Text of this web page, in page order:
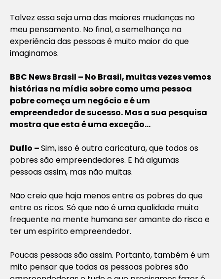
Talvez essa seja uma das maiores mudanças no
meu pensamento. No final, a semelhança na
experiência das pessoas é muito maior do que
imaginamos.
BBC News Brasil – No Brasil, muitas vezes vemos
histórias na mídia sobre como uma pessoa
pobre começa um negócio e é um
empreendedor de sucesso. Mas a sua pesquisa
mostra que esta é uma exceção…
Duflo –Sim, isso é outra caricatura, que todos os
pobres são empreendedores. E há algumas
pessoas assim, mas não muitas.
Não creio que haja menos entre os pobres do que
entre os ricos. Só que não é uma qualidade muito
frequente na mente humana ser amante do risco e
ter um espírito empreendedor.
Poucas pessoas são assim. Portanto, também é um
mito pensar que todas as pessoas pobres são